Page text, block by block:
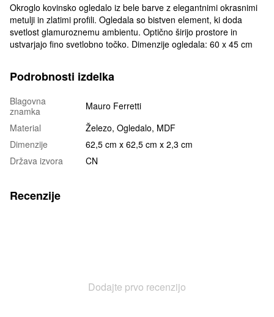
Okroglo kovinsko ogledalo iz bele barve z elegantnimi okrasnimi
metulji in zlatimi profili. Ogledala so bistven element, ki doda
svetlost glamuroznemu ambientu. Optično širijo prostore in
ustvarjajo fino svetlobno točko. Dimenzije ogledala: 60 x 45 cm
Podrobnosti izdelka
Blagovna
znamka
Mauro Ferretti
Material
Železo, Ogledalo, MDF
Dimenzije
62,5 cm х 62,5 cm х 2,3 cm
Država izvora
CN
Recenzije
Dodajte prvo recenzijo